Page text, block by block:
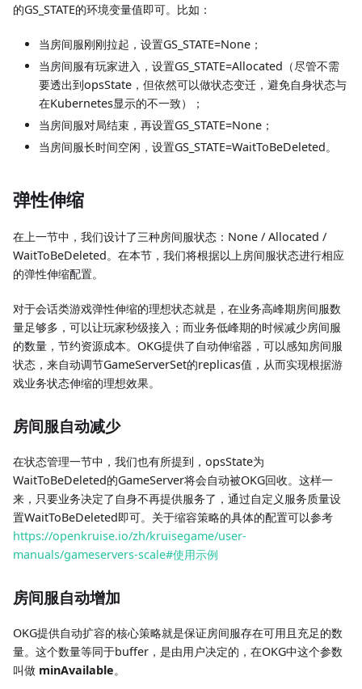
的GS_STATE的环境变量值即可。比如：
当房间服刚刚拉起，设置GS_STATE=None；
当房间服有玩家进入，设置GS_STATE=Allocated（尽管不需
要透出到opsState，但依然可以做状态变迁，避免自身状态与
在Kubernetes显示的不一致）；
当房间服对局结束，再设置GS_STATE=None；
当房间服长时间空闲，设置GS_STATE=WaitToBeDeleted。
弹性伸缩
在上一节中，我们设计了三种房间服状态：None / Allocated /
WaitToBeDeleted。在本节，我们将根据以上房间服状态进行相应
的弹性伸缩配置。
对于会话类游戏弹性伸缩的理想状态就是，在业务高峰期房间服数
量足够多，可以让玩家秒级接入；而业务低峰期的时候减少房间服
的数量，节约资源成本。OKG提供了自动伸缩器，可以感知房间服
状态，来自动调节GameServerSet的replicas值，从而实现根据游
戏业务状态伸缩的理想效果。
房间服自动减少
在状态管理一节中，我们也有所提到，opsState为
WaitToBeDeleted的GameServer将会自动被OKG回收。这样一
来，只要业务决定了自身不再提供服务了，通过自定义服务质量设
置WaitToBeDeleted即可。关于缩容策略的具体的配置可以参考
https://openkruise.io/zh/kruisegame/user-
manuals/gameservers-scale#使用示例
房间服自动增加
OKG提供自动扩容的核心策略就是保证房间服存在可用且充足的数
量。这个数量等同于buffer，是由用户决定的，在OKG中这个参数
叫做 minAvailable。